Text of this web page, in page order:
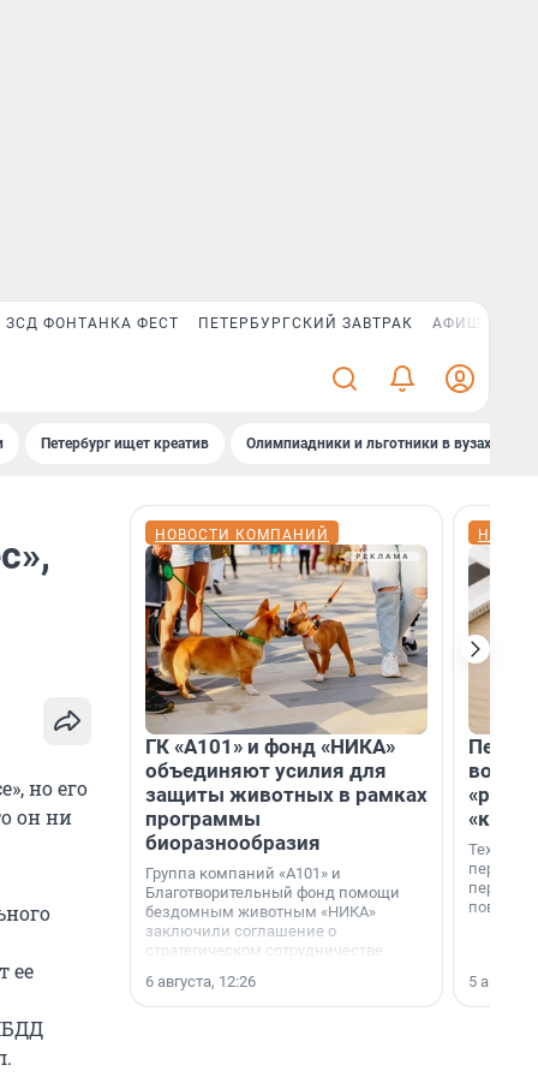
ЗСД ФОНТАНКА ФЕСТ ПЕТЕРБУРГСКИЙ ЗАВТРАК АФИША PLUS
Петербург ищет креатив Олимпиадники и льготники в вузах СПб
но его
он ни
ее
НОВОСТИ КОМПАНИЙ
ГК «А101» и фонд «НИКА»
объединяют усилия для
защиты животных в рамках
программы
биоразнообразия
Группа компаний «А101» и
Благотворительный фонд помощи
бездомным животным «НИКА»
заключили соглашение о
стратегическом сотрудничестве.
6 августа, 12:26
5